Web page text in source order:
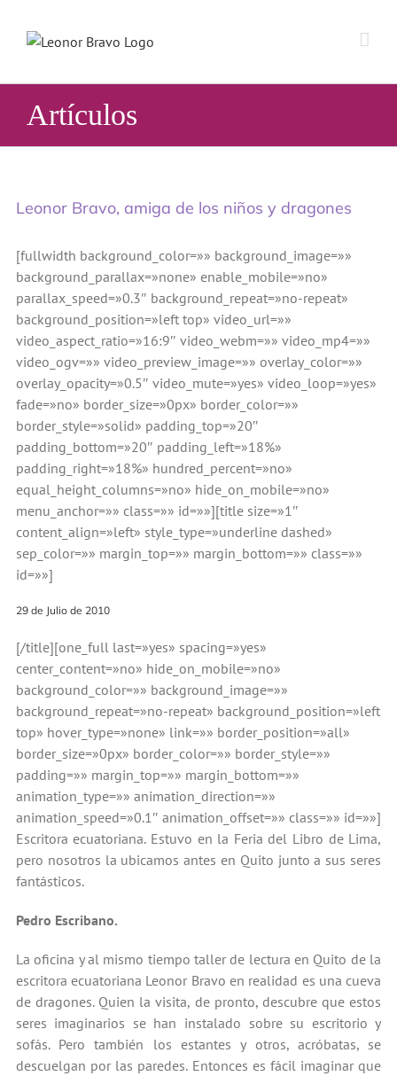
contenido
Artículos
Leonor Bravo, amiga de los niños y dragones
[fullwidth background_color=»» background_image=»»
background_parallax=»none» enable_mobile=»no»
parallax_speed=»0.3″ background_repeat=»no-repeat»
background_position=»left top» video_url=»»
video_aspect_ratio=»16:9″ video_webm=»» video_mp4=»»
video_ogv=»» video_preview_image=»» overlay_color=»»
overlay_opacity=»0.5″ video_mute=»yes» video_loop=»yes»
fade=»no» border_size=»0px» border_color=»»
border_style=»solid» padding_top=»20″
padding_bottom=»20″ padding_left=»18%»
padding_right=»18%» hundred_percent=»no»
equal_height_columns=»no» hide_on_mobile=»no»
menu_anchor=»» class=»» id=»»][title size=»1″
content_align=»left» style_type=»underline dashed»
sep_color=»» margin_top=»» margin_bottom=»» class=»»
id=»»]
29 de Julio de 2010
[/title][one_full last=»yes» spacing=»yes»
center_content=»no» hide_on_mobile=»no»
background_color=»» background_image=»»
background_repeat=»no-repeat» background_position=»left
top» hover_type=»none» link=»» border_position=»all»
border_size=»0px» border_color=»» border_style=»»
padding=»» margin_top=»» margin_bottom=»»
animation_type=»» animation_direction=»»
animation_speed=»0.1″ animation_offset=»» class=»» id=»»]
Escritora ecuatoriana. Estuvo en la Feria del Libro de Lima,
pero nosotros la ubicamos antes en Quito junto a sus seres
fantásticos.
Pedro Escribano.
La oficina y al mismo tiempo taller de lectura en Quito de la
escritora ecuatoriana Leonor Bravo en realidad es una cueva
de dragones. Quien la visita, de pronto, descubre que estos
seres imaginarios se han instalado sobre su escritorio y
sofás. Pero también los estantes y otros, acróbatas, se
descuelgan por las paredes. Entonces es fácil imaginar que